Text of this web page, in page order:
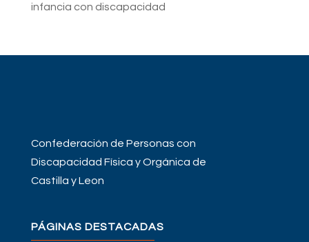
infancia con discapacidad
Confederación de Personas con
Discapacidad Física y Orgánica de
Castilla y Leon
PÁGINAS DESTACADAS